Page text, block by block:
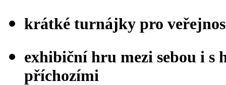
krátké turnájky pro
exhibiční hru mezi sebou i s
příchozími